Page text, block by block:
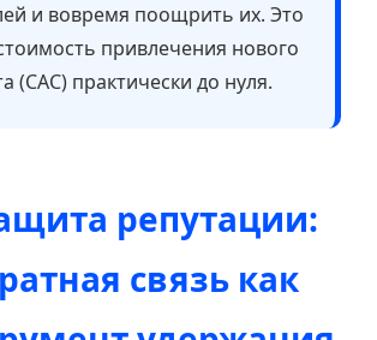
и вовремя поощрить их. Это
привлечения нового
(CAC) практически до нуля.
репутации:
связь как